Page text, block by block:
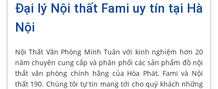
Đại lý Nội thất Fami uy tín tại Hà
Nội
Nội Thất Văn Phòng Minh Tuân với kinh nghiệm hơn 20
năm chuyên cung cấp và phân phối các sản phẩm đồ nội
thất văn phòng chính hãng của Hòa Phát, Fami và Nội
thất 190. Chúng tôi tự tin mang tới cho quý khách những